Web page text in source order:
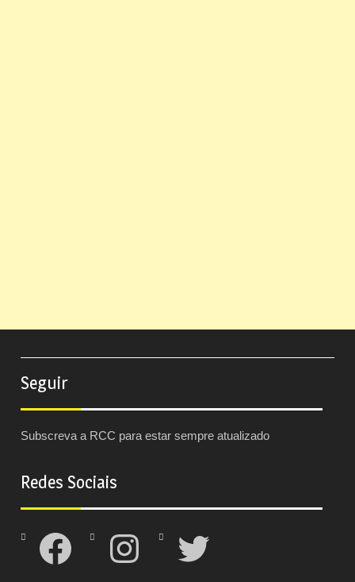
Seguir
Subscreva a RCC para estar sempre atualizado
Redes Sociais
Facebook Instagram Twitter